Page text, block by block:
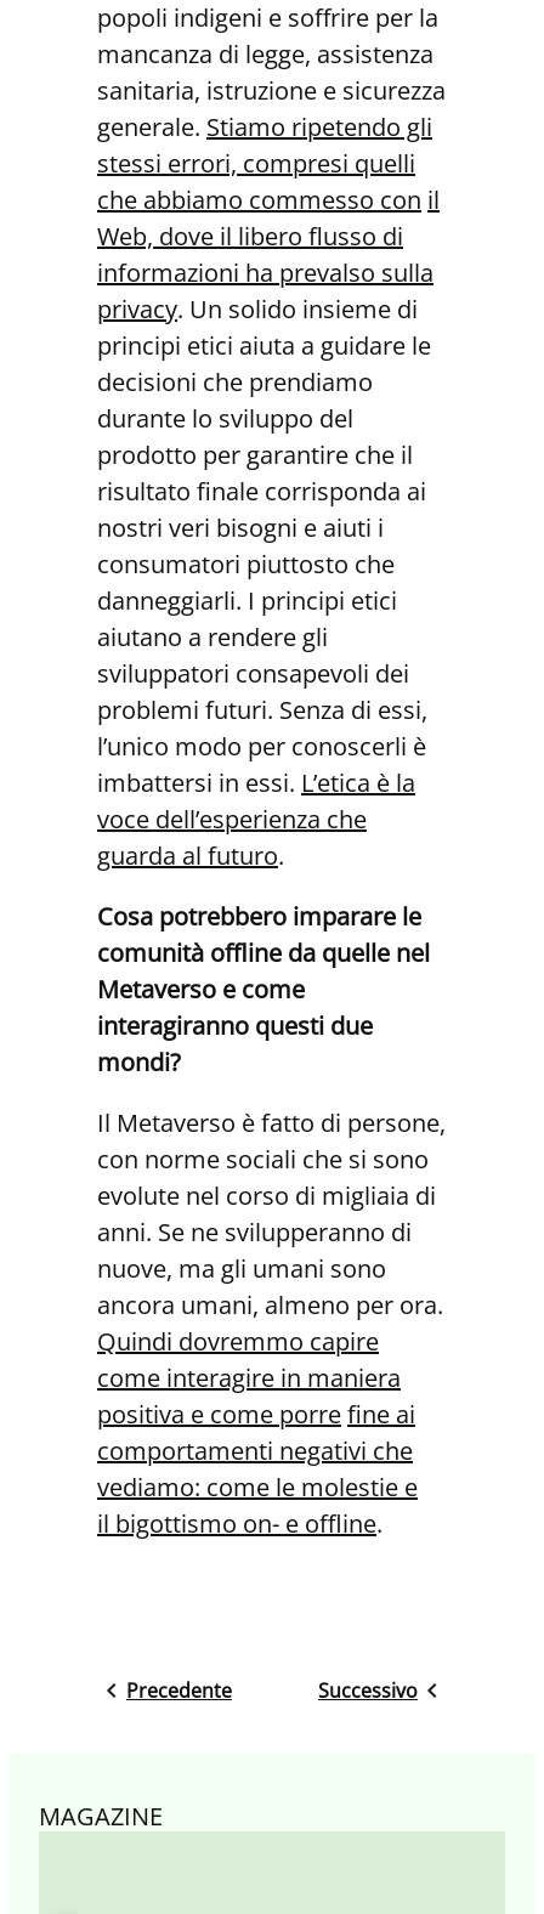
popoli indigeni e soffrire per la
mancanza di legge, assistenza
sanitaria, istruzione e sicurezza
generale. Stiamo ripetendo gli
stessi errori, compresi quelli
che abbiamo commesso con il
Web, dove il libero flusso di
informazioni ha prevalso sulla
privacy. Un solido insieme di
principi etici aiuta a guidare le
decisioni che prendiamo
durante lo sviluppo del
prodotto per garantire che il
risultato finale corrisponda ai
nostri veri bisogni e aiuti i
consumatori piuttosto che
danneggiarli. I principi etici
aiutano a rendere gli
sviluppatori consapevoli dei
problemi futuri. Senza di essi,
l’unico modo per conoscerli è
imbattersi in essi. L’etica è la
voce dell’esperienza che
guarda al futuro.
Cosa potrebbero imparare le
comunità offline da quelle nel
Metaverso e come
interagiranno questi due
mondi?
Il Metaverso è fatto di persone,
con norme sociali che si sono
evolute nel corso di migliaia di
anni. Se ne svilupperanno di
nuove, ma gli umani sono
ancora umani, almeno per ora.
Quindi dovremmo capire
come interagire in maniera
positiva e come porrefine ai
comportamenti negativi che
vediamo: come le molestie e
il bigottismo on- e offline.
Precedente Successivo
MAGAZINE